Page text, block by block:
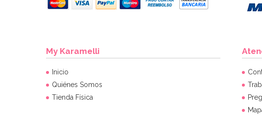
My Karamelli
Inicio
Quiénes Somos
Tienda Física